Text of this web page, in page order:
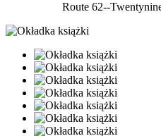
Route 62--